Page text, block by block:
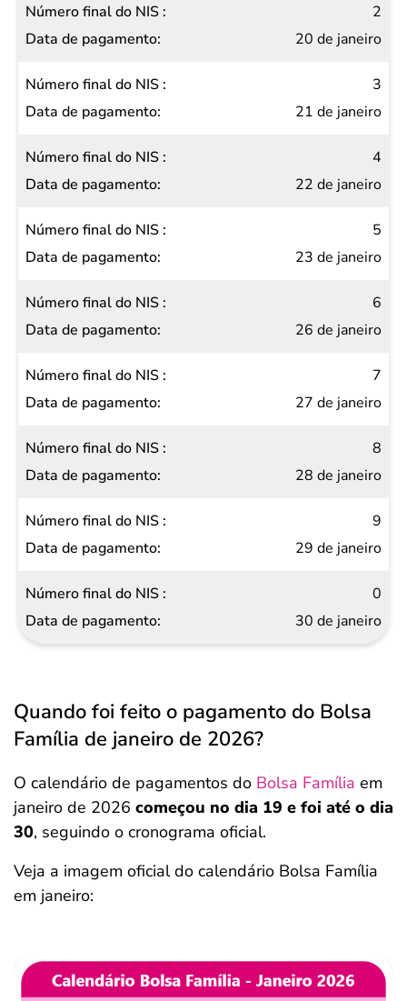
Data de
pagamento
2
20 de janeiro
3
21 de janeiro
4
22 de janeiro
5
23 de janeiro
6
26 de janeiro
7
27 de janeiro
8
28 de janeiro
9
29 de janeiro
0
30 de janeiro
Quando foi feito o pagamento do Bolsa
Família de janeiro de 2026?
O calendário de pagamentos do Bolsa Família em
janeiro de 2026 começou no dia 19 e foi até o dia
30, seguindo o cronograma oficial.
Veja a imagem oficial do calendário Bolsa Família
em janeiro: